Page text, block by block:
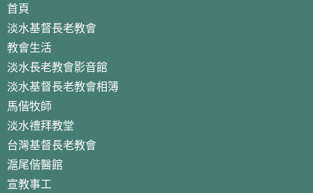
首頁
淡水基督長老教會
教會生活
淡水長老教會影音館
淡水基督長老教會相簿
馬偕牧師
淡水禮拜教堂
台灣基督長老教會
滬尾偕醫館
宣教事工